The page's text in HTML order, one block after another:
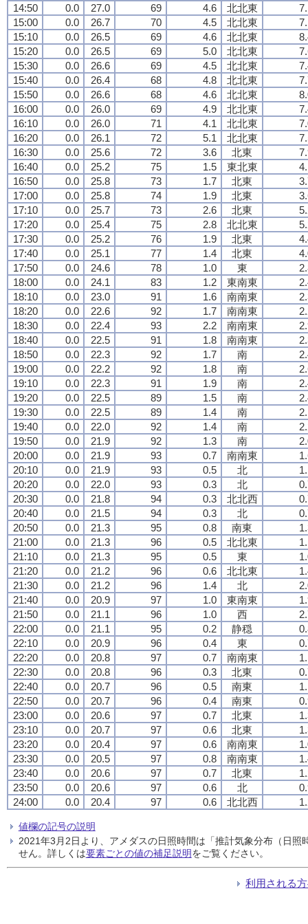
14:50 0.0 27.0 69 4.6 北北東
15:00
0.0 26.7 70 4.5 北北東
15:10
0.0 26.5 69 4.6 北北東
15:20
0.0 26.5 69 5.0 北北東
15:30
0.0 26.6 69 4.5 北北東
15:40
0.0 26.4 68 4.8 北北東
15:50
0.0 26.6 68 4.6 北北東
16:00
0.0 26.0 69 4.9 北北東
16:10
0.0 26.0 71 4.1 北北東
16:20
0.0 26.1 72 5.1 北北東
16:30
0.0 25.6 72 3.6 北東
16:40
0.0 25.2 75 1.5 東北東
16:50
0.0 25.8 73 1.7 北東
17:00
0.0 25.8 74 1.9 北東
17:10
0.0 25.7 73 2.6 北東
17:20
0.0 25.4 75 2.8 北北東
17:30
0.0 25.2 76 1.9 北東
17:40
0.0 25.1 77 1.4 北東
17:50
0.0 24.6 78 1.0 東
18:00
0.0 24.1 83 1.2 東南東
18:10
0.0 23.0 91 1.6 南南東
18:20
0.0 22.6 92 1.7 南南東
18:30
0.0 22.4 93 2.2 南南東
18:40
0.0 22.5 91 1.8 南南東
18:50
0.0 22.3 92 1.7 南
19:00
0.0 22.2 92 1.8 南
19:10
0.0 22.3 91 1.9 南
19:20
0.0 22.5 89 1.5 南
19:30
0.0 22.5 89 1.4 南
19:40
0.0 22.0 92 1.4 南
19:50
0.0 21.9 92 1.3 南
20:00
0.0 21.9 93 0.7 南南東
20:10
0.0 21.9 93 0.5 北
20:20
0.0 22.0 93 0.3 北
20:30
0.0 21.8 94 0.3 北北西
20:40
0.0 21.5 94 0.3 北
20:50
0.0 21.3 95 0.8 南東
21:00
0.0 21.3 96 0.5 北北東
21:10
0.0 21.3 95 0.5 東
21:20
0.0 21.2 96 0.6 北北東
21:30
0.0 21.2 96 1.4 北
21:40
0.0 20.9 97 1.0 東南東
21:50
0.0 21.1 96 1.0 西
22:00
0.0 21.1 95 0.2 静穏
22:10
0.0 20.9 96 0.4 東
22:20
0.0 20.8 97 0.7 南南東
22:30
0.0 20.8 96 0.3 北東
22:40
0.0 20.7 96 0.5 南東
22:50
0.0 20.7 96 0.4 南東
23:00
0.0 20.6 97 0.7 北東
23:10
0.0 20.7 97 0.6 北東
23:20
0.0 20.4 97 0.6 南南東
23:30
0.0 20.5 97 0.8 南南東
23:40
0.0 20.6 97 0.7 北東
23:50
0.0 20.6 97 0.6 北
24:00
0.0 20.4 97 0.6 北北西
値欄の記号の説明
2021年3月2日より、アメダスの日照時間は「推計気象分布（日
せん。詳しくは要素ごとの値の補足説明をご覧ください。
利用される